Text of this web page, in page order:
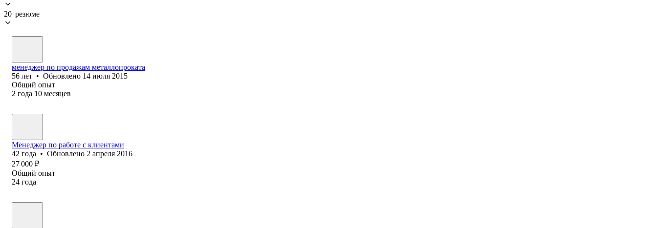
20 резюме
менеджер по продажам металлопроката
56 лет • Обновлено 14 июля 2015
Общий опыт
2 года 10 месяцев
Менеджер по работе с клиентами
42 года • Обновлено 2 апреля 2016
27 000 ₽
Общий опыт
24 года